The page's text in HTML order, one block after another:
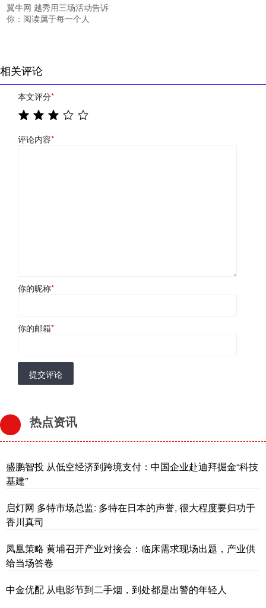
翼牛网 越秀用三场活动告诉
你：阅读属于每一个人
相关评论
本文评分*
评论内容*
你的昵称*
你的邮箱*
提交评论
热点资讯
盛鹏智投 从低空经济到跨境支付：中国企业赴迪拜掘金“科技
基建”
启灯网 多特市场总监: 多特在日本的声誉, 很大程度要归功于
香川真司
凤凰策略 黄埔召开产业对接会：临床需求现场出题，产业供
给当场答卷
中金优配 从电影节到二手烟，到处都是出警的年轻人